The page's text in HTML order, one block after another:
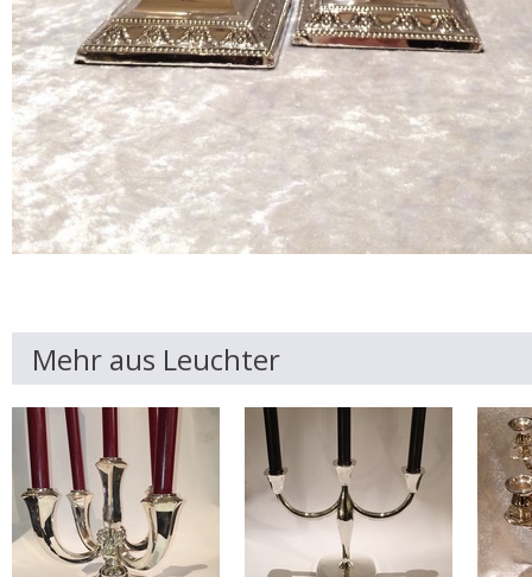
Mehr aus Leuchter